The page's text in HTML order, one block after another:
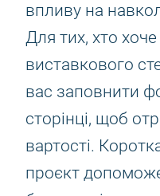
впливу на
Для тих, хто хоче
виставкового
вас заповнити
сторінці, щоб
вартості.
проєкт